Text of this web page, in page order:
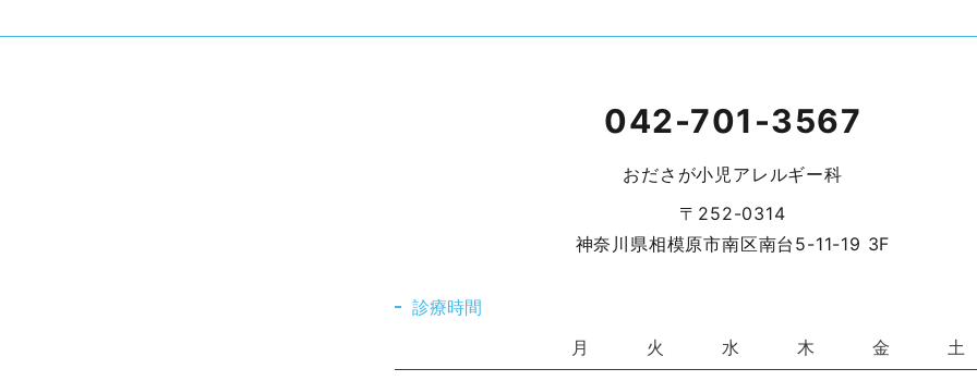
042-701-3567
おださが小児アレルギー科
〒252-0314
神奈川県相模原市南区南台5-11-19 3F
診療時間
月
火 水 木 金 土